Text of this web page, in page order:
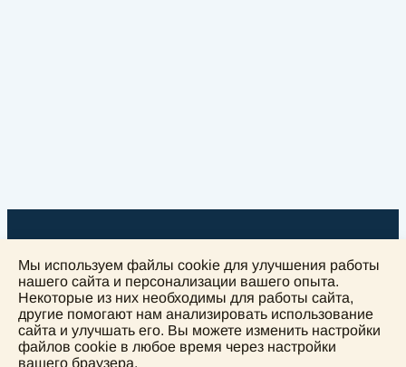
+
−
Мы используем файлы cookie для улучшения работы
нашего сайта и персонализации вашего опыта.
Некоторые из них необходимы для работы сайта,
другие помогают нам анализировать использование
сайта и улучшать его. Вы можете изменить настройки
файлов cookie в любое время через настройки
вашего браузера.